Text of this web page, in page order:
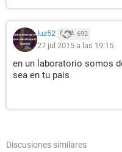
luz52 692
27 jul 2015 a las 19:15
en un laboratorio somos
sea en tu pais
Discusiones similares